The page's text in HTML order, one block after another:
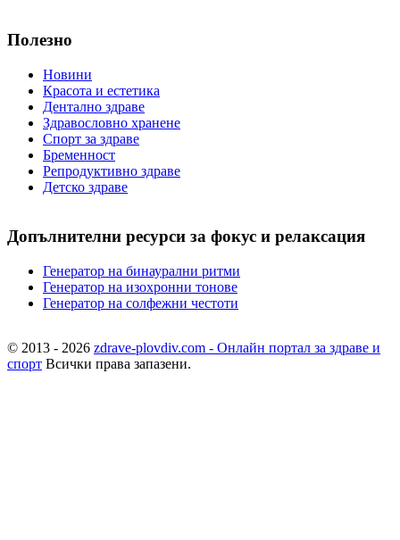
Полезно
Новини
Красота и естетика
Дентално здраве
Здравословно хранене
Спорт за здраве
Бременност
Репродуктивно здраве
Детско здраве
Допълнителни ресурси за фокус и релаксация
Генератор на бинаурални ритми
Генератор на изохронни тонове
Генератор на солфежни честоти
© 2013 - 2026 zdrave-plovdiv.com - Онлайн портал за здраве и
спорт Всички права запазени.